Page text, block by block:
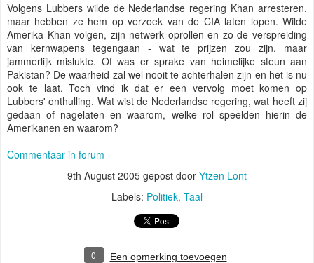
Volgens Lubbers wilde de Nederlandse regering Khan arresteren,
maar hebben ze hem op verzoek van de CIA laten lopen. Wilde
Amerika Khan volgen, zijn netwerk oprollen en zo de verspreiding
van kernwapens tegengaan - wat te prijzen zou zijn, maar
jammerlijk mislukte. Of was er sprake van heimelijke steun aan
Pakistan? De waarheid zal wel nooit te achterhalen zijn en het is nu
ook te laat. Toch vind ik dat er een vervolg moet komen op
Lubbers' onthulling. Wat wist de Nederlandse regering, wat heeft zij
gedaan of nagelaten en waarom, welke rol speelden hierin de
Amerikanen en waarom?
Commentaar in forum
9th August 2005 gepost door Ytzen Lont
Labels: Politiek Taal
0 Een opmerking toevoegen